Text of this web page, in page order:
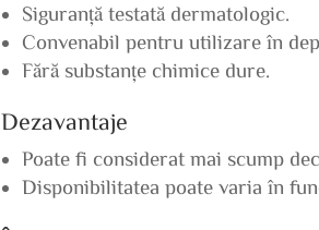
Siguranță testată dermatologic.
Convenabil pentru utilizare în
Fără substanțe chimice dure.
Dezavantaje
Poate fi considerat mai scump
Disponibilitatea poate varia în